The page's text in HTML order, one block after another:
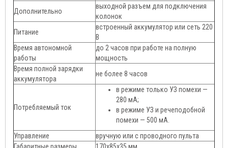
Дополнительно
выходной разъем для подключения
колонок
Питание
встроенный аккумулятор или сеть 220
В
Время автономной
работы
до 2 часов при работе на полную
мощность
Время полной зарядки
аккумулятора
не более 8 часов
Потребляемый ток
в режиме только УЗ помехи —
280 мА;
в режиме УЗ и речеподобной
помехи — 500 мА.
Управление
вручную или с проводного пульта